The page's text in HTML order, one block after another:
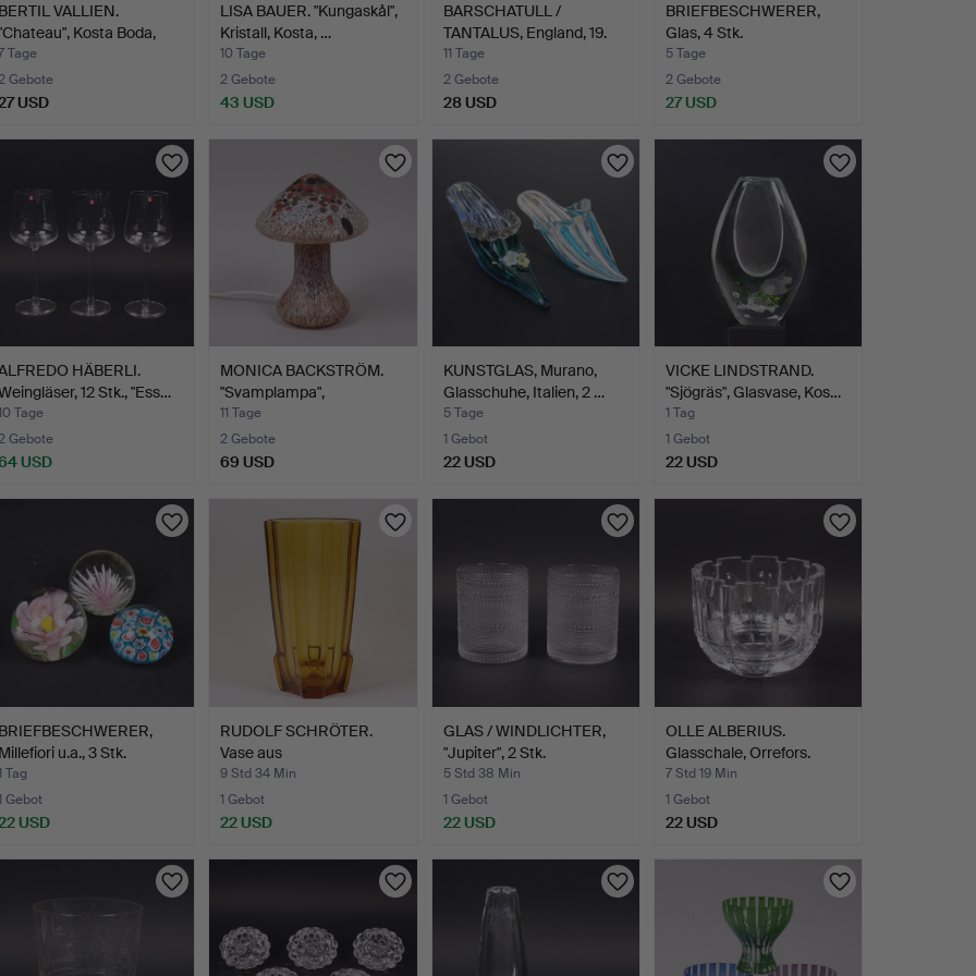
BERTIL VALLIEN.
Kosta Boda,
Tage
Gebote
USD
LISA BAUER. "Kungaskål",
Kristall, Kosta, …
10 Tage
2 Gebote
43 USD
BARSCHATULL /
TANTALUS, England, 19.
Jahrh…
11 Tage
2 Gebote
28 USD
BRIEFBESCHWERER,
Glas, 4 Stk.
5 Tage
2 Gebote
27 USD
HÄBERLI.
12 Stk., "Ess…
Tage
Gebote
USD
MONICA BACKSTRÖM.
"Svamplampa",
Tischleuch…
11 Tage
2 Gebote
69 USD
KUNSTGLAS, Murano,
Glasschuhe, Italien, 2 …
5 Tage
1 Gebot
22 USD
VICKE LINDSTRAND.
"Sjögräs", Glasvase, Kos…
1 Tag
1 Gebot
22 USD
BRIEFBESCHWERER,
Millefiori u.a., 3 Stk.
Tag
Gebot
USD
RUDOLF SCHRÖTER.
Vase aus
bernsteinfarbene…
9 Std 34 Min
1 Gebot
22 USD
GLAS / WINDLICHTER,
"Jupiter", 2 Stk.
5 Std 38 Min
1 Gebot
22 USD
OLLE ALBERIUS.
Glasschale, Orrefors.
7 Std 19 Min
1 Gebot
22 USD